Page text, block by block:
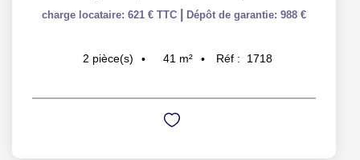
charge locataire: 621 € TTC
Dépôt de garantie: 988 €
2 pièce(s) 41 m² Réf : 1718